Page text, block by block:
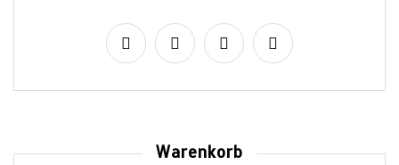
Warenkorb